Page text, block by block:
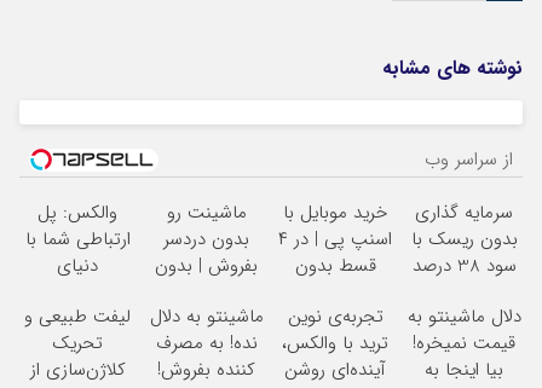
نوشته های مشابه
از سراسر وب
سرمایه گذاری
بدون ریسک با
سود 38 درصد
خرید موبایل با
اسنپ پی | در ۴
قسط بدون
ماشینت رو
بدون دردسر
بفروش | بدون
والکس: پل
ارتباطی شما با
دنیای
دیجیتال
دلال ماشینتو به
قیمت نمیخره!
بیا اینجا به
تجربه‌ی نوین
ترید با والکس،
آینده‌ای روشن
ماشینتو به دلال
نده! به مصرف
کننده بفروش!
لیفت طبیعی و
تحریک
کلاژن‌سازی از